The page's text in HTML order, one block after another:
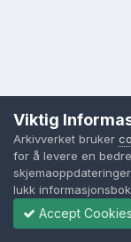
Viktig
Arkivverket bruker
for å levere en
lukk
Accept Cookies